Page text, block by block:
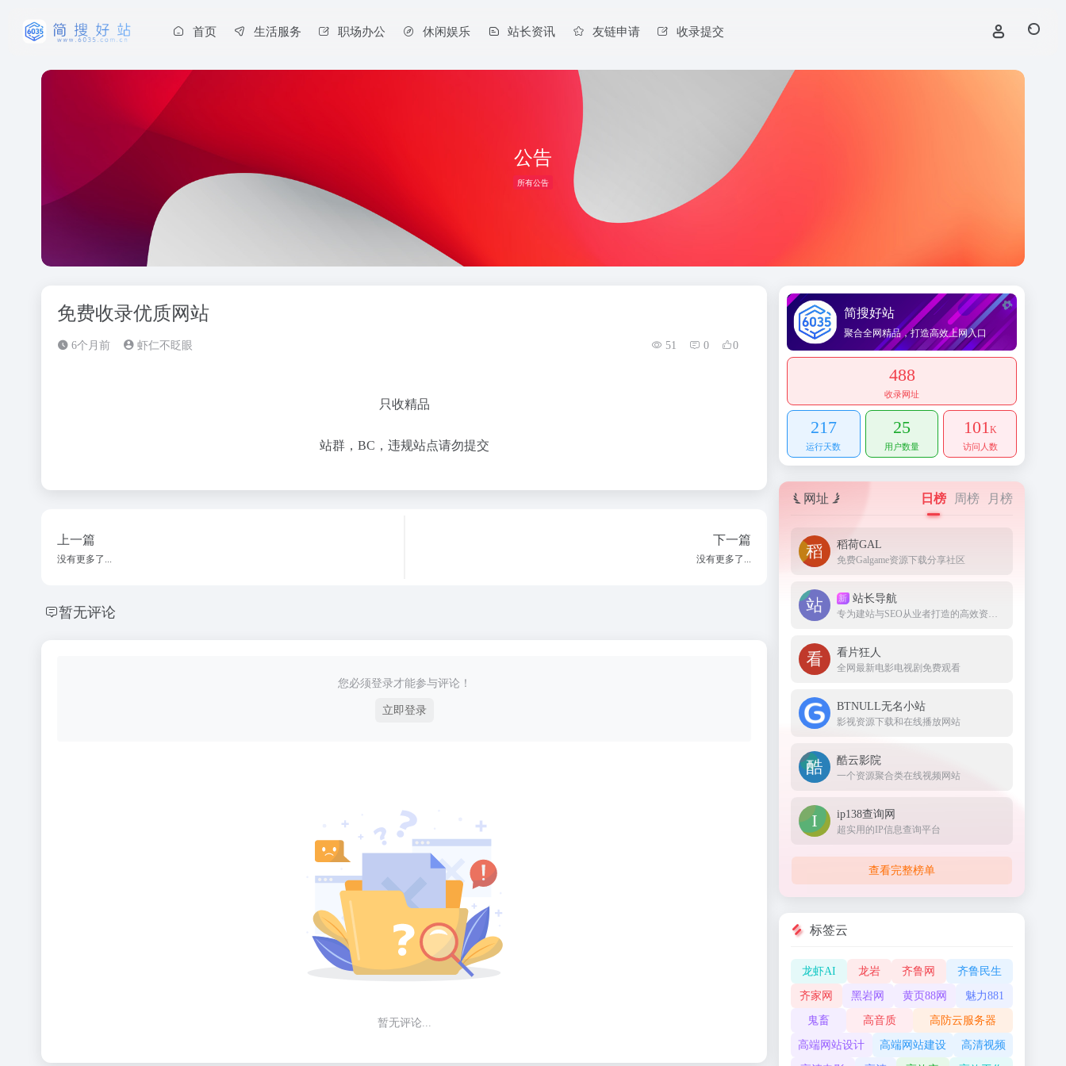
首页 生活服务 职场办公 休闲娱乐 站长资讯 友链申请 收录提交
公告
所有公告
免费收录优质网站
6个月前 虾仁不眨眼 51 0 0
只收精品
站群，BC，违规站点请勿提交
上一篇
没有更多了...
下一篇
没有更多了...
暂无评论
您必须登录才能参与评论！
立即登录
暂无评论...
简搜好站
聚合全网精品，打造高效上网入口
488
收录网址
217
运行天数
25
用户数量
101K
访问人数
网址 日榜 周榜 月榜
稻荷GAL
免费Galgame资源下载分享社区
新 站长导航
看片狂人
全网最新电影电视剧免费观看
BTNULL无名小站
影视资源下载和在线播放网站
酷云影院
一个资源聚合类在线视频网站
ip138查询网
超实用的IP信息查询平台
查看完整榜单
标签云
龙虾AI 龙岩 齐鲁网 齐鲁民生
齐家网 黑岩网 黄页88网 魅力881
鬼畜 高音质 高防云服务器
高端网站设计 高端网站建设 高清视频